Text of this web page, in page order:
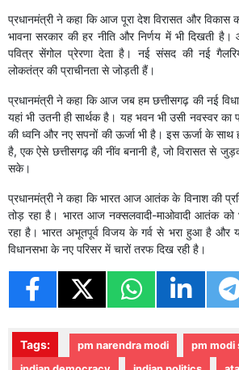
प्रधानमंत्री ने कहा कि आज पूरा देश विरासत और
भावना सरकार की हर नीति और निर्णय में भी दिखती
पवित्र सेंगोल प्रेरणा देता है। नई संसद की नई
लोकतंत्र की प्राचीनता से जोड़ती हैं।
प्रधानमंत्री ने कहा कि आज जब हम छत्तीसगढ़ की नई
यहां भी उतनी ही सार्थक है। यह भवन भी उसी नवस्वर का
की ध्वनि और नए सपनों की ऊर्जा भी है। इस ऊर्जा के साथ
है, एक ऐसे छत्तीसगढ़ की नींव बनानी है, जो विरासत से
सके।
प्रधानमंत्री ने कहा कि भारत आज आतंक के विनाश की
तोड़ रहा है। भारत आज नक्सलवादी-माओवादी आतंक
रहा है। भारत अभूतपूर्व विजय के गर्व से भरा हुआ है और
विधानसभा के नए परिसर में चारों तरफ दिख रही है।
Tags: pm narendra modi
pm modi